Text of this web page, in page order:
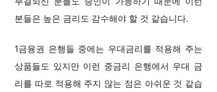
분들은 높은 금리도 감수해야 할 것 같습니다.
1금융권 은행들 중에는 우대금리를 적용해 주는
상품들도 있지만 이런 중금리 은행에서 우대 금
리를 따로 적용해 주지 않는 점은 아쉬운 것 같습